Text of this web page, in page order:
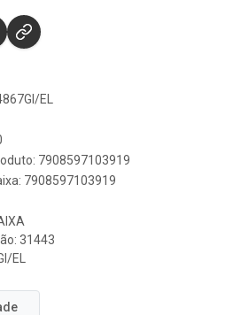
EL
7908597103919
7908597103919
31443
EL